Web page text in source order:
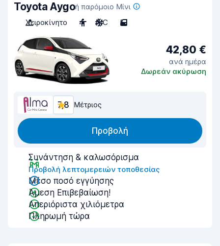
Toyota Aygoή παρόμοιο Μίνι
Χειροκίνητο
4 A/C 5
42,80 €
ανά ημέρα
Δωρεάν ακύρωση
7,8 Μέτριος
Προβολή
Συνάντηση & καλωσόρισμα
Προβολή λεπτομερειών τοποθεσίας
Μέσο ποσό εγγύησης
Άμεση Επιβεβαίωση!
Απεριόριστα χιλιόμετρα
Πληρωμή τώρα